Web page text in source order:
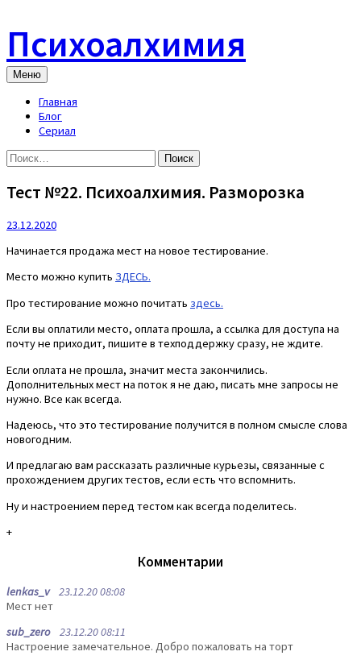
content
Психоалхимия
Меню
Главная
Блог
Сериал
Найти:
Тест №22. Психоалхимия. Разморозка
23.12.2020
Начинается продажа мест на новое тестирование.
Место можно купить ЗДЕСЬ.
Про тестирование можно почитать здесь.
Если вы оплатили место, оплата прошла, а ссылка для доступа на
почту не приходит, пишите в техподдержку сразу, не ждите.
Если оплата не прошла, значит места закончились.
Дополнительных мест на поток я не даю, писать мне запросы не
нужно. Все как всегда.
Надеюсь, что это тестирование получится в полном смысле слова
новогодним.
И предлагаю вам рассказать различные курьезы, связанные с
прохождением других тестов, если есть что вспомнить.
Ну и настроением перед тестом как всегда поделитесь.
+
Комментарии
lenkas_v23.12.20 08:08
Мест нет
sub_zero23.12.20 08:11
Настроение замечательное. Добро пожаловать на торт